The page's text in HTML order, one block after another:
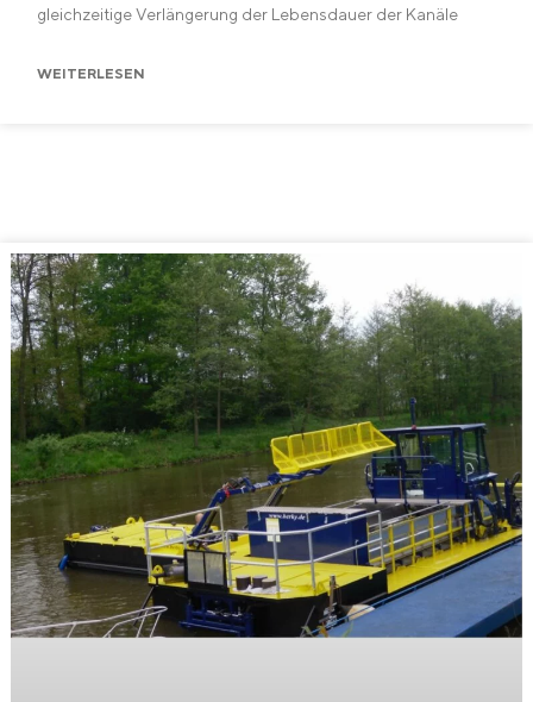
gleichzeitige Verlängerung der Lebensdauer der Kanäle
WEITERLESEN